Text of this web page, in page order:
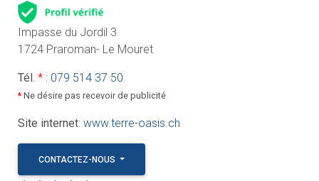
Impasse du Jordil 3
1724 Praroman- Le Mouret
Tél. *: 079 514 37 50
*Ne désire pas recevoir de publicité
Site internet: www.terre-oasis.ch
CONTACTEZ-NOUS